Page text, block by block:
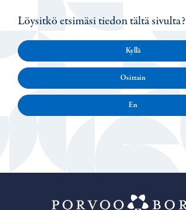
Löysitkö etsimäsi tiedon tältä sivulta?
Kyllä
Osittain
En